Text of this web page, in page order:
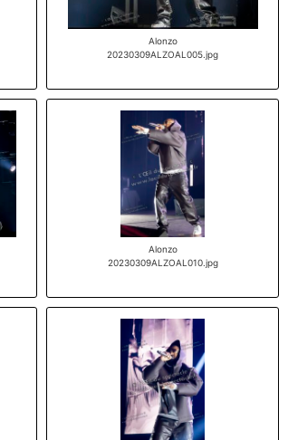
Alonzo
20230309ALZOAL005.jpg
Alonzo
20230309ALZOAL010.jpg